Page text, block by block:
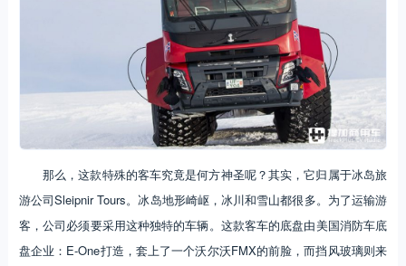
那么，这款特殊的客车究竟是何方神圣呢？其实，它归属于冰岛旅
游公司Sleipnir Tours。冰岛地形崎岖，冰川和雪山都很多。为了运输游
客，公司必须要采用这种独特的车辆。这款客车的底盘由美国消防车底
盘企业：E-One打造，套上了一个沃尔沃FMX的前脸，而挡风玻璃则来